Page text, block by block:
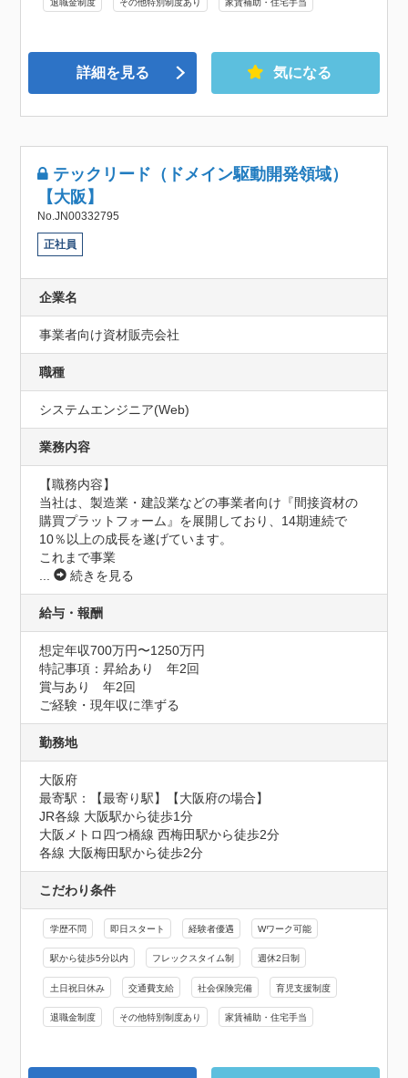
退職金制度 その他特別制度あり 家賃補助・住宅手当
詳細を見る 気になる
テックリード（ドメイン駆動開発領域）
【大阪】
No.JN00332795
正社員
企業名
事業者向け資材販売会社
職種
システムエンジニア(Web)
業務内容
【職務内容】
当社は、製造業・建設業などの事業者向け『間接資材の
購買プラットフォーム』を展開しており、14期連続で
10％以上の成長を遂げています。
これまで事業
...
続きを見る
給与・報酬
想定年収700万円〜1250万円
特記事項：昇給あり　年2回
賞与あり　年2回
ご経験・現年収に準ずる
勤務地
大阪府
最寄駅：【最寄り駅】【大阪府の場合】
JR各線 大阪駅から徒歩1分
大阪メトロ四つ橋線 西梅田駅から徒歩2分
各線 大阪梅田駅から徒歩2分
こだわり条件
学歴不問 即日スタート 経験者優遇 Wワーク可能
駅から徒歩5分以内 フレックスタイム制 週休2日制
土日祝日休み 交通費支給 社会保険完備 育児支援制度
退職金制度 その他特別制度あり 家賃補助・住宅手当